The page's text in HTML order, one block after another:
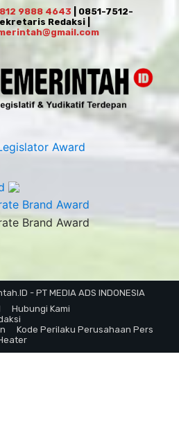
9888 4643 | 0851-7512-
Redaksi |
- PT MEDIA ADS INDONESIA
Hubungi Kami
Kode Perilaku Perusahaan Pers